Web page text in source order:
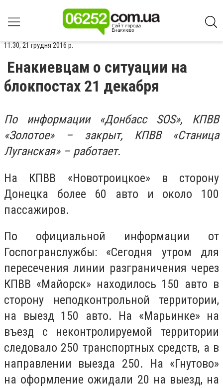
11:30, 21 грудня 2016 р.
Енакиевцам о ситуации на
блокпостах 21 декабря
По информации «Донбасс SOS», КПВВ
«Золотое» – закрыт, КПВВ «Станица
Луганская» – работает.
На КПВВ «Новотроицкое» в сторону
Донецка более 60 авто и около 100
пассажиров.
По официальной информации от
Госпогранслужбы: «Сегодня утром для
пересечения линии разграничения через
КПВВ «Майорск» находилось 150 авто в
сторону неподконтрольной территории,
на выезд 150 авто. На «Марьинке» на
въезд с неконтролируемой территории
следовало 250 транспортных средств, а в
направлении выезда 250. На «Гнутово»
на оформление ожидали 20 на выезд, на